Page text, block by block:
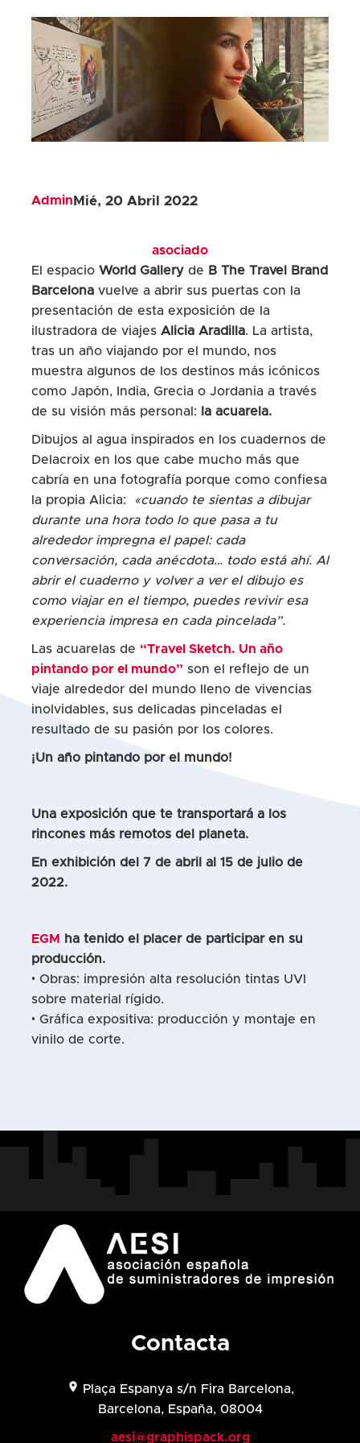
Admin Mié, 20 Abril 2022
asociado
El espacio World Gallery de B The Travel Brand
Barcelonavuelve a abrir sus puertas con la
presentación de esta exposición de la
ilustradora de viajes Alicia Aradilla. La artista,
tras un año viajando por el mundo, nos
muestra algunos de los destinos más icónicos
como Japón, India, Grecia o Jordania a través
de su visión más personal: la acuarela.
Dibujos al agua inspirados en los cuadernos de
Delacroix en los que cabe mucho más que
cabría en una fotografía porque como confiesa
la propia Alicia:
«cuando te sientas a dibujar
durante una hora todo lo que pasa a tu
alrededor impregna el papel: cada
conversación, cada anécdota… todo está ahí. Al
abrir el cuaderno y volver a ver el dibujo es
como viajar en el tiempo, puedes revivir esa
experiencia impresa en cada pincelada”.
Las acuarelas de “Travel Sketch. Un año
pintando por el mundo” son el reflejo de un
viaje alrededor del mundo lleno de vivencias
inolvidables, sus delicadas pinceladas el
resultado de su pasión por los colores.
¡Un año pintando por el mundo!
Una exposición que te transportará a los
rincones más remotos del planeta.
En exhibición del 7 de abril al 15 de julio de
2022.
EGM
ha tenido el placer de participar en su
producción.
• Obras: impresión alta resolución tintas UVI
sobre material rígido.
• Gráfica expositiva: producción y montaje en
vinilo de corte.
Contacta
location_on Plaça Espanya s/n Fira Barcelona,
Barcelona, España, 08004
aesi@graphispack.org